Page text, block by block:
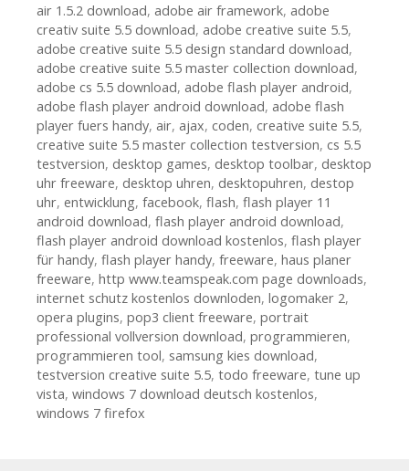
air 1.5.2 download, adobe air framework, adobe
creativ suite 5.5 download, adobe creative suite 5.5,
adobe creative suite 5.5 design standard download,
adobe creative suite 5.5 master collection download,
adobe cs 5.5 download, adobe flash player android,
adobe flash player android download, adobe flash
player fuers handy, air, ajax, coden, creative suite 5.5,
creative suite 5.5 master collection testversion, cs 5.5
testversion, desktop games, desktop toolbar, desktop
uhr freeware, desktop uhren, desktopuhren, destop
uhr, entwicklung, facebook, flash, flash player 11
android download, flash player android download,
flash player android download kostenlos, flash player
für handy, flash player handy, freeware, haus planer
freeware, http www.teamspeak.com page downloads,
internet schutz kostenlos downloden, logomaker 2,
opera plugins, pop3 client freeware, portrait
professional vollversion download, programmieren,
programmieren tool, samsung kies download,
testversion creative suite 5.5, todo freeware, tune up
vista, windows 7 download deutsch kostenlos,
windows 7 firefox